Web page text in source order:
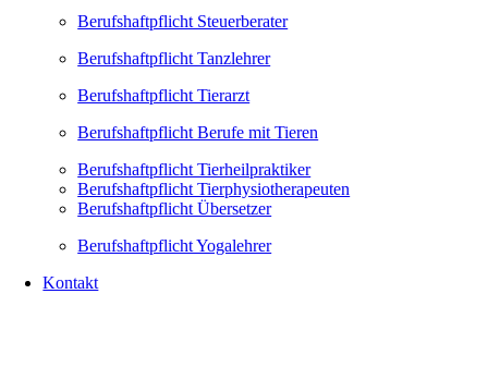
Berufshaftpflicht Steuerberater
Berufshaftpflicht Tanzlehrer
Berufshaftpflicht Tierarzt
Berufshaftpflicht Berufe mit Tieren
Berufshaftpflicht Tierheilpraktiker
Berufshaftpflicht Tierphysiotherapeuten
Berufshaftpflicht Übersetzer
Berufshaftpflicht Yogalehrer
Kontakt